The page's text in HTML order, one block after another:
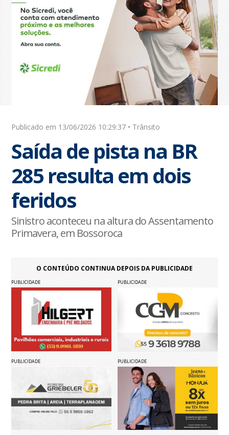
Publicado em 13/06/2026 10:29:37 • Trânsito
Saída de pista na BR
285 resulta em dois
feridos
Sinistro aconteceu na altura do Assentamento
Primavera, em Bossoroca
O CONTEÚDO CONTINUA DEPOIS DA PUBLICIDADE
PUBLICIDADE PUBLICIDADE
PUBLICIDADE PUBLICIDADE